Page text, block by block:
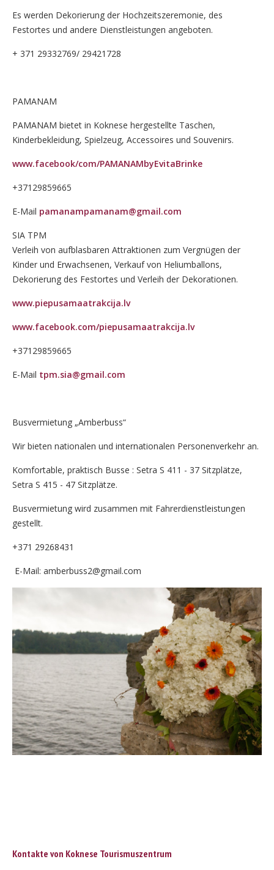
Es werden Dekorierung der Hochzeitszeremonie, des
Festortes und andere Dienstleistungen angeboten.
+ 371 29332769/ 29421728
PAMANAM
PAMANAM bietet in Koknese hergestellte Taschen,
Kinderbekleidung, Spielzeug, Accessoires und Souvenirs.
www.facebook/com/PAMANAMbyEvitaBrinke
+37129859665
E-Mail pamanampamanam@gmail.com
SIA TPM
Verleih von aufblasbaren Attraktionen zum Vergnügen der
Kinder und Erwachsenen, Verkauf von Heliumballons,
Dekorierung des Festortes und Verleih der Dekorationen.
www.piepusamaatrakcija.lv
www.facebook.com/piepusamaatrakcija.lv
+37129859665
E-Mail tpm.sia@gmail.com
Busvermietung „Amberbuss“
Wir bieten nationalen und internationalen Personenverkehr an.
Komfortable, praktisch Busse : Setra S 411 - 37 Sitzplätze,
Setra S 415 - 47 Sitzplätze.
Busvermietung wird zusammen mit Fahrerdienstleistungen
gestellt.
+371 29268431
E-Mail: amberbuss2@gmail.com
Kontakte von Koknese Tourismuszentrum